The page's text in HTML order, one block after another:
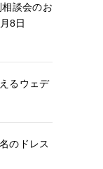
談会のお
8日
るウェデ
のドレス